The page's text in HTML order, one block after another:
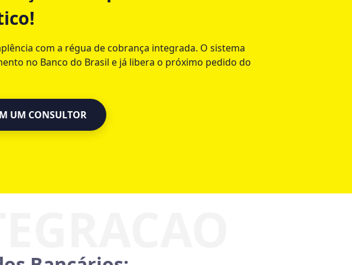
com a régua de cobrança integrada. O sistema
no Banco do Brasil e já libera o próximo pedido do
UM CONSULTOR
UM CONSULTOR